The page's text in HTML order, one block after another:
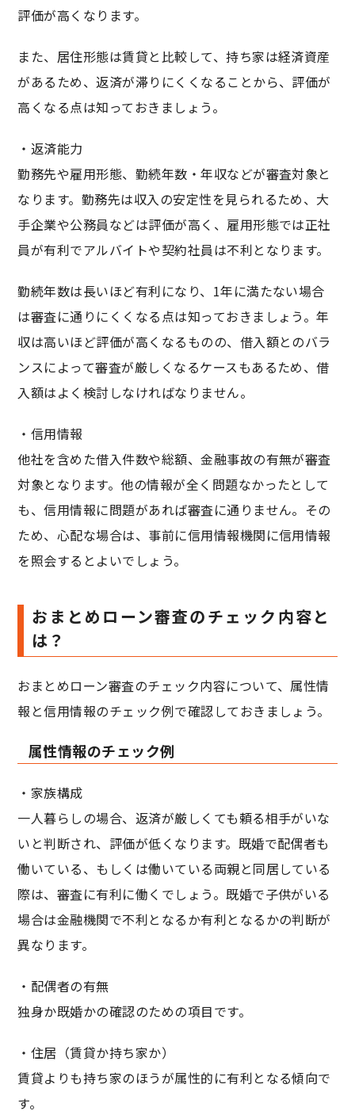
評価が高くなります。
また、居住形態は賃貸と比較して、持ち家は経済資産
があるため、返済が滞りにくくなることから、評価が
高くなる点は知っておきましょう。
・返済能力
勤務先や雇用形態、勤続年数・年収などが審査対象と
なります。勤務先は収入の安定性を見られるため、大
手企業や公務員などは評価が高く、雇用形態では正社
員が有利でアルバイトや契約社員は不利となります。
勤続年数は長いほど有利になり、1年に満たない場合
は審査に通りにくくなる点は知っておきましょう。年
収は高いほど評価が高くなるものの、借入額とのバラ
ンスによって審査が厳しくなるケースもあるため、借
入額はよく検討しなければなりません。
・信用情報
他社を含めた借入件数や総額、金融事故の有無が審査
対象となります。他の情報が全く問題なかったとして
も、信用情報に問題があれば審査に通りません。その
ため、心配な場合は、事前に信用情報機関に信用情報
を照会するとよいでしょう。
おまとめローン審査のチェック内容と
は？
おまとめローン審査のチェック内容について、属性情
報と信用情報のチェック例で確認しておきましょう。
属性情報のチェック例
・家族構成
一人暮らしの場合、返済が厳しくても頼る相手がいな
いと判断され、評価が低くなります。既婚で配偶者も
働いている、もしくは働いている両親と同居している
際は、審査に有利に働くでしょう。既婚で子供がいる
場合は金融機関で不利となるか有利となるかの判断が
異なります。
・配偶者の有無
独身か既婚かの確認のための項目です。
・住居（賃貸か持ち家か）
賃貸よりも持ち家のほうが属性的に有利となる傾向で
す。